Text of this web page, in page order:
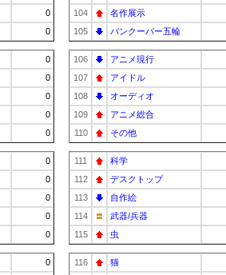
0
0
0
0
0
0
0
0
0
0
0
0
0
104
名作展示
105
バンクーバー五輪
106
アニメ現行
107
アイドル
108
オーディオ
109
アニメ総合
110
その他
111
科学
112
デスクトップ
113
自作絵
114
武器/兵器
115
虫
116
猫